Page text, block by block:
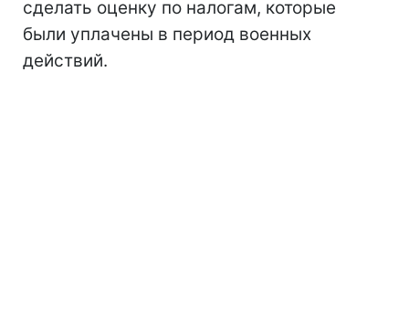
сделать оценку по налогам, которые
были уплачены в период военных
действий.